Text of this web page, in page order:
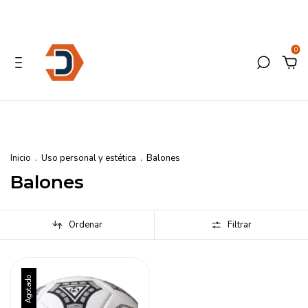
0
Inicio . Uso personal y estética . Balones
Balones
Ordenar Filtrar
Agotado